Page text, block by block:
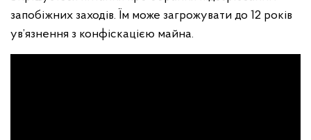
запобіжних заходів. Їм може загрожувати до 12 років
ув’язнення з конфіскацією майна.